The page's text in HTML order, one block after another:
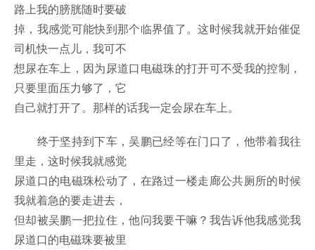
路上我的膀胱随时要破
掉，我感觉可能快到那个临界值了。这时候我就开始催促
司机快一点儿，我可不
想尿在车上，因为尿道口电磁珠的打开可不受我的控制，
只要里面压力够了，它
自己就打开了。那样的话我一定会尿在车上。
终于坚持到下车，吴鹏已经等在门口了，他带着我往
里走，这时候我就感觉
尿道口的电磁珠松动了，在路过一楼走廊公共厕所的时候
我就着急的要走进去，
但却被吴鹏一把拉住，他问我要干嘛？我告诉他我感觉我
尿道口的电磁珠要被里